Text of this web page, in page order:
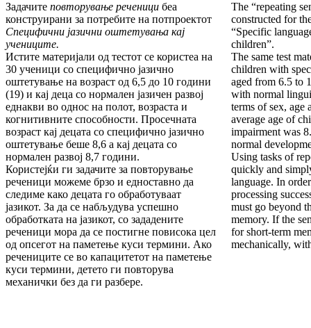
Задачите повторување реченици беа
конструи­ра­ни за потребите на потпроектот
Специфични јазични оштетувања кај
учениците.
Истите материјали од тестот се користеа на
30 ученици со специфично јазично
оштетување на возраст од 6,5 до 10 години
(19) и кај деца со нормален јазичен развој
еднакви во од­нос на полот, возраста и
когнитивните способ­нос­ти. Просечната
возраст кај децата со специ­фич­но јазично
оштетување беше 8,6 а кај деца­та со
нормален развој 8,7 години.
Користејќи ги задачите за повторување
речени­ци можеме брзо и едноставно да
следиме како де­цата го обработуваат
јазикот. За да се набљу­ду­ва успешно
обработката на јазикот, со зада­де­ните
реченици мора да се постигне повисока цел
од опсегот на паметење куси термини. Ако
речениците се во капацитетот на паметење
куси термини, детето ги повторува
механички без да ги разбере.
The “repeating
constructed for
“Specific
children”.
The same test
children with
aged from 6.5 to
with normal
terms of sex, age
aver­age age of
impair­ment was
normal
Using tasks of
quickly and
language. In
processing
must go beyond
memory. If the
for short-term
mechanically,